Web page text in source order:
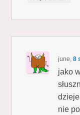
june,8
jako
nie